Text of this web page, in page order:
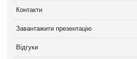
Контакти
Завантажити презентацію
Відгуки